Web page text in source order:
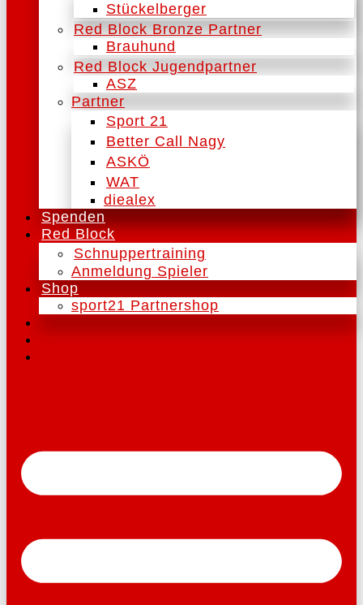
Stückelberger
Red Block Bronze Partner
Brauhund
Red Block Jugendpartner
ASZ
Partner
Sport 21
Better Call Nagy
ASKÖ
WAT
diealex
Spenden
Red Block
Schnuppertraining
Anmeldung Spieler
Shop
sport21 Partnershop